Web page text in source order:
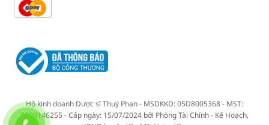
Hộ kinh doanh Dược sĩ Thuý Phan - MSDKKD: 05D8005368 - MST:
8009146255 - Cấp ngày: 15/07/2024 bởi Phòng Tài Chính - Kế Hoạch,